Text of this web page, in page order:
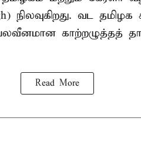
நிலவுகிறது. வட தமிழக
காற்றழுத்தத்
Read More